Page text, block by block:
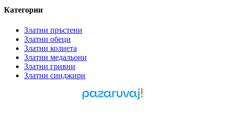
Категории
Златни пръстени
Златни обеци
Златни колиета
Златни медальони
Златни гривни
Златни синджири